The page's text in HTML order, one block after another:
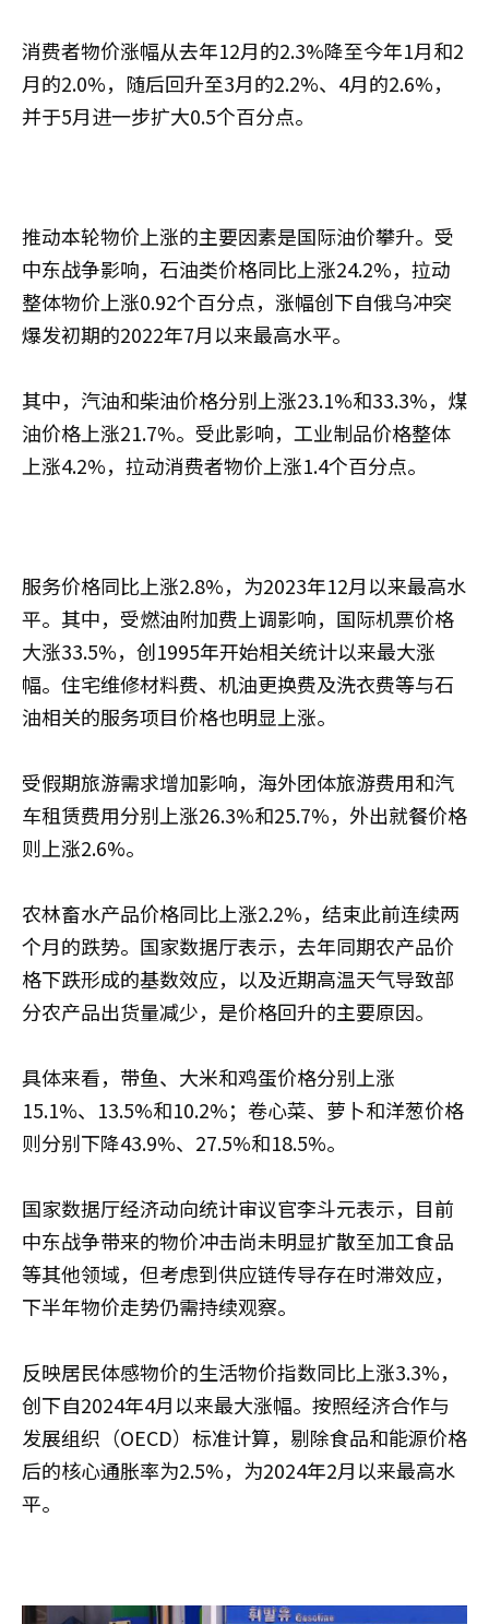
消费者物价涨幅从去年12月的2.3%降至今年1月和2
月的2.0%，随后回升至3月的2.2%、4月的2.6%，
并于5月进一步扩大0.5个百分点。
推动本轮物价上涨的主要因素是国际油价攀升。受
中东战争影响，石油类价格同比上涨24.2%，拉动
整体物价上涨0.92个百分点，涨幅创下自俄乌冲突
爆发初期的2022年7月以来最高水平。
其中，汽油和柴油价格分别上涨23.1%和33.3%，煤
油价格上涨21.7%。受此影响，工业制品价格整体
上涨4.2%，拉动消费者物价上涨1.4个百分点。
服务价格同比上涨2.8%，为2023年12月以来最高水
平。其中，受燃油附加费上调影响，国际机票价格
大涨33.5%，创1995年开始相关统计以来最大涨
幅。住宅维修材料费、机油更换费及洗衣费等与石
油相关的服务项目价格也明显上涨。
受假期旅游需求增加影响，海外团体旅游费用和汽
车租赁费用分别上涨26.3%和25.7%，外出就餐价格
则上涨2.6%。
农林畜水产品价格同比上涨2.2%，结束此前连续两
个月的跌势。国家数据厅表示，去年同期农产品价
格下跌形成的基数效应，以及近期高温天气导致部
分农产品出货量减少，是价格回升的主要原因。
具体来看，带鱼、大米和鸡蛋价格分别上涨
15.1%、13.5%和10.2%；卷心菜、萝卜和洋葱价格
则分别下降43.9%、27.5%和18.5%。
国家数据厅经济动向统计审议官李斗元表示，目前
中东战争带来的物价冲击尚未明显扩散至加工食品
等其他领域，但考虑到供应链传导存在时滞效应，
下半年物价走势仍需持续观察。
反映居民体感物价的生活物价指数同比上涨3.3%，
创下自2024年4月以来最大涨幅。按照经济合作与
发展组织（OECD）标准计算，剔除食品和能源价格
后的核心通胀率为2.5%，为2024年2月以来最高水
平。